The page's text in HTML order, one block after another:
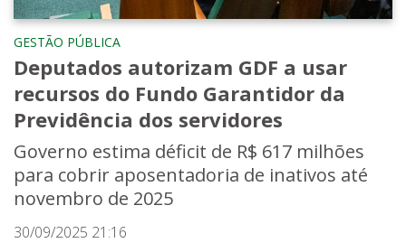
GESTÃO PÚBLICA
Deputados autorizam GDF a usar
recursos do Fundo Garantidor da
Previdência dos servidores
Governo estima déficit de R$ 617 milhões
para cobrir aposentadoria de inativos até
novembro de 2025
30/09/2025 21:16